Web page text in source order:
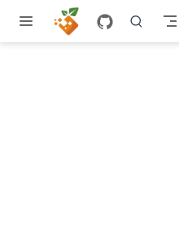
跳至主要內容